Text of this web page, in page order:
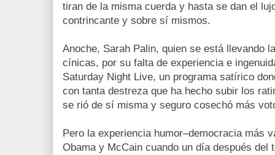
tiran de la misma cuerda y hasta se dan el
contrincante y sobre sí mismos.
Anoche, Sarah Palin, quien se está llevando
cínicas, por su falta de experiencia e
Saturday Night Live, un programa satírico
con tanta destreza que ha hecho subir los
se rió de sí misma y seguro cosechó más
Pero la experiencia humor–democracia más
Obama y McCain cuando un día después del